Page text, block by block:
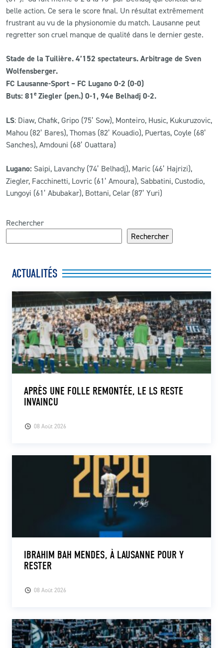
belle action. Ce sera le score final. Un résultat extrêmement
frustrant au vu de la physionomie du match. Lausanne peut
regretter son cruel manque de qualité dans le dernier geste.
Stade de la Tuilière. 4’152 spectateurs. Arbitrage de Sven
Wolfensberger.
FC Lausanne-Sport – FC Lugano 0-2 (0-0)
Buts: 81eZiegler (pen.) 0-1, 94e Belhadj 0-2.
LS: Diaw, Chafik, Gripo (75’ Sow), Monteiro, Husic, Kukuruzovic,
Mahou (82’ Bares), Thomas (82’ Kouadio), Puertas, Coyle (68’
Sanches), Amdouni (68’ Ouattara)
Lugano: Saipi, Lavanchy (74’ Belhadj), Maric (46’ Hajrizi),
Ziegler, Facchinetti, Lovric (61’ Amoura), Sabbatini, Custodio,
Lungoyi (61’ Abubakar), Bottani, Celar (87’ Yuri)
Rechercher
Rechercher
ACTUALITÉS
08 Août 2026
APRÈS UNE FOLLE REMONTÉE, LE LS RESTE
INVAINCU
08 Août 2026
IBRAHIM BAH MENDES, À LAUSANNE POUR Y
RESTER